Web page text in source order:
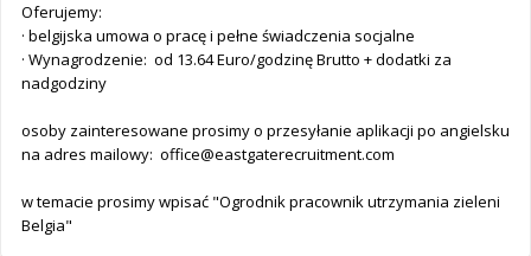
Oferujemy:
· belgijska umowa o pracę i pełne świadczenia socjalne
· Wynagrodzenie: od 13.64 Euro/godzinę Brutto + dodatki za
nadgodziny
osoby zainteresowane prosimy o przesyłanie aplikacji po angielsku
na adres mailowy: office@eastgaterecruitment.com
w temacie prosimy wpisać "Ogrodnik pracownik utrzymania zieleni
Belgia"